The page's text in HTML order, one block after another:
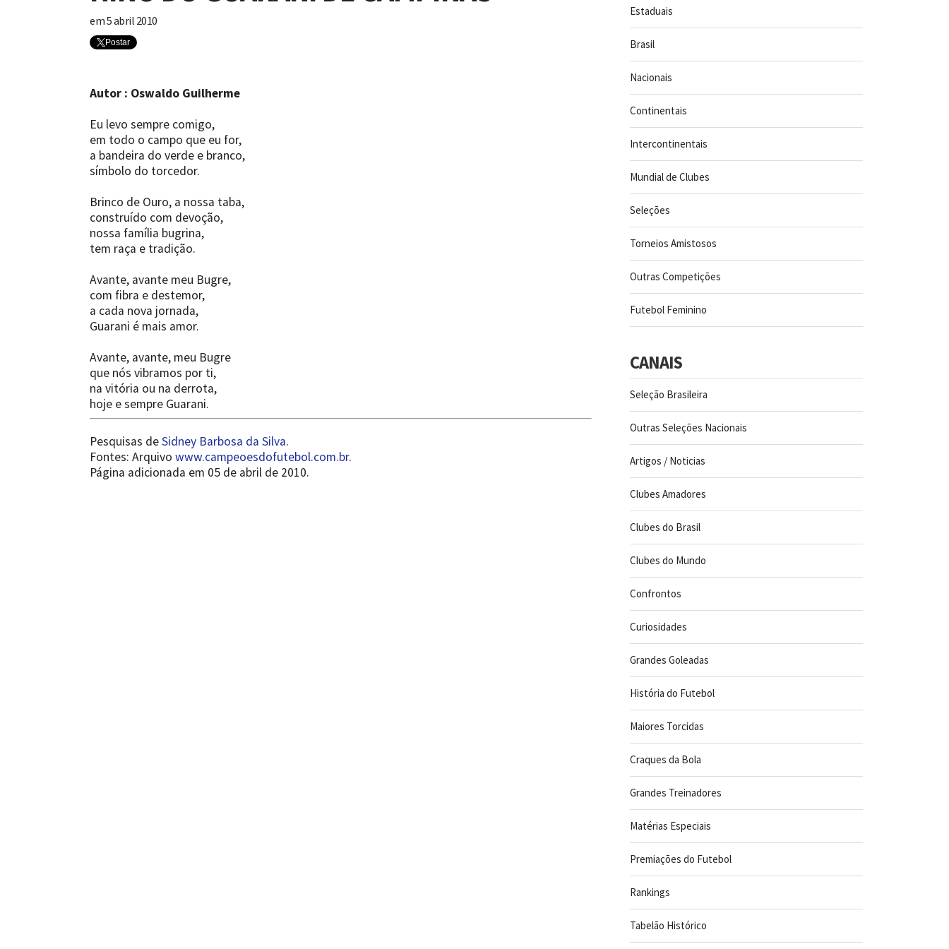
em5 abril 2010
Postar
Autor : Oswaldo Guilherme
Eu levo sempre comigo,
em todo o campo que eu for,
a bandeira do verde e branco,
símbolo do torcedor.
Brinco de Ouro, a nossa taba,
construído com devoção,
nossa família bugrina,
tem raça e tradição.
Avante, avante meu Bugre,
com fibra e destemor,
a cada nova jornada,
Guarani é mais amor.
Avante, avante, meu Bugre
que nós vibramos por ti,
na vitória ou na derrota,
hoje e sempre Guarani.
Pesquisas deSidney Barbosa da Silva.
Fontes: Arquivo www.campeoesdofutebol.com.br.
Página adicionada em 05 de abril de 2010.
Estaduais
Brasil
Nacionais
Continentais
Intercontinentais
Mundial de Clubes
Seleções
Torneios Amistosos
Outras Competições
Futebol Feminino
CANAIS
Seleção Brasileira
Outras Seleções Nacionais
Artigos / Noticias
Clubes Amadores
Clubes do Brasil
Clubes do Mundo
Confrontos
Curiosidades
Grandes Goleadas
História do Futebol
Maiores Torcidas
Craques da Bola
Grandes Treinadores
Matérias Especiais
Premiações do Futebol
Rankings
Tabelão Histórico